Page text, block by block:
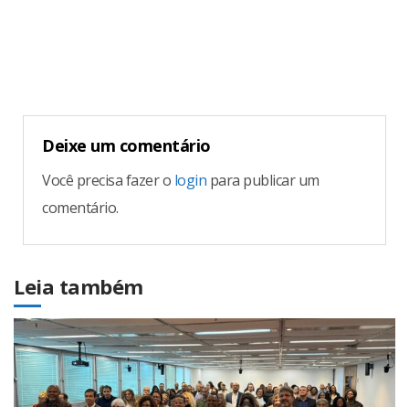
Deixe um comentário
Você precisa fazer o login para publicar um
comentário.
Leia também